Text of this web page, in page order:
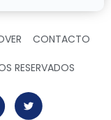
CONTACTO
RESERVADOS